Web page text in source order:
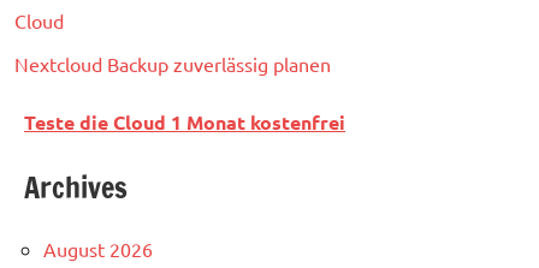
Cloud
Nextcloud Backup zuverlässig planen
Teste die Cloud 1 Monat kostenfrei
Archives
August 2026